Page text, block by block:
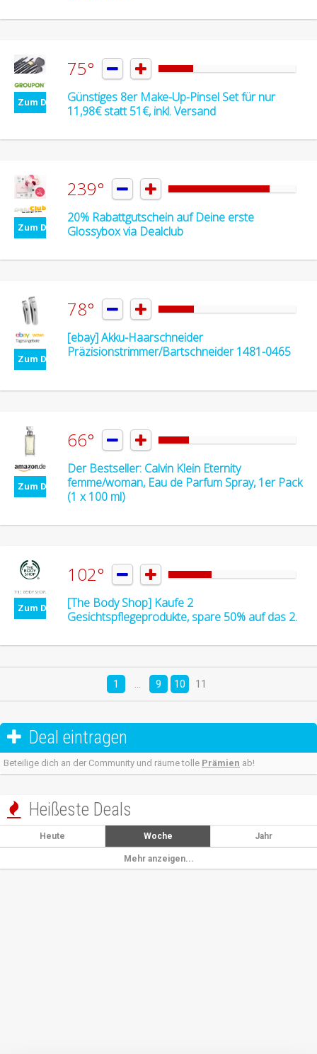
Zum Deal
75°  
Günstiges 8er Make-Up-Pinsel Set für nur
11,98€ statt 51€, inkl. Versand
Zum Deal
239°  
20% Rabattgutschein auf Deine erste
Glossybox via Dealclub
Zum Deal
78°  
[ebay] Akku-Haarschneider
Präzisionstrimmer/Bartschneider 1481-0465
Zum Deal
66°  
Der Bestseller: Calvin Klein Eternity
femme/woman, Eau de Parfum Spray, 1er Pack
(1 x 100 ml)
Zum Deal
102°  
[The Body Shop] Kaufe 2
Gesichtspflegeprodukte, spare 50% auf das 2.
1 … 9 10 11
 Deal eintragen
Beteilige dich an der Community und räume tolle Prämien ab!
 Heißeste Deals
Heute Woche Jahr
Mehr anzeigen...